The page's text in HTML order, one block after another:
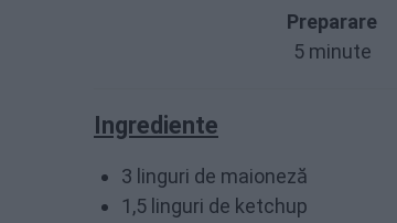
Preparare
5 minute
Ingrediente
3 linguri de maioneză
1,5 linguri de ketchup